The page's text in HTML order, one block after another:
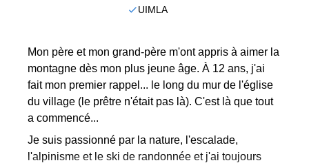
UIMLA
Mon père et mon grand-père m'ont appris à aimer la
montagne dès mon plus jeune âge. À 12 ans, j'ai
fait mon premier rappel... le long du mur de l'église
du village (le prêtre n'était pas là). C'est là que tout
a commencé...
Je suis passionné par la nature, l'escalade,
l'alpinisme et le ski de randonnée et j'ai toujours